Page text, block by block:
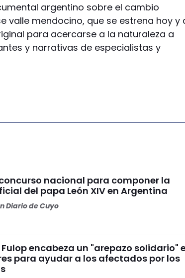
argentino sobre el cambio
valle mendocino, que se estrena hoy y
para acercarse a la naturaleza a
y narrativas de especialistas y
nacional para componer la
del papa León XIV en Argentina
Diario de Cuyo
encabeza un "arepazo solidario"
para ayudar a los afectados por los